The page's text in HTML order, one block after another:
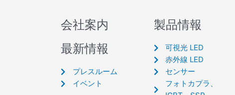
会社案内
最新情報
プレスルーム
イベント
製品情報
可視光 LED
赤外線 LED
センサー
フォトカプラ、